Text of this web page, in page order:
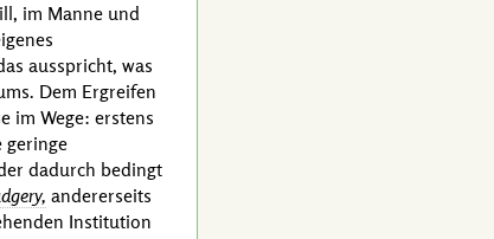
im Manne und
ausspricht, was
Dem Ergreifen
im Wege: erstens
geringe
dadurch bedingt
andererseits
Institution